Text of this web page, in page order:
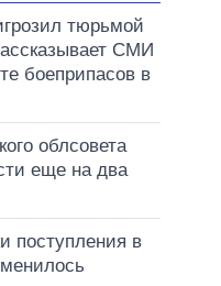
тюрьмой
СМИ
боеприпасов в
облсовета
еще на два
поступления в